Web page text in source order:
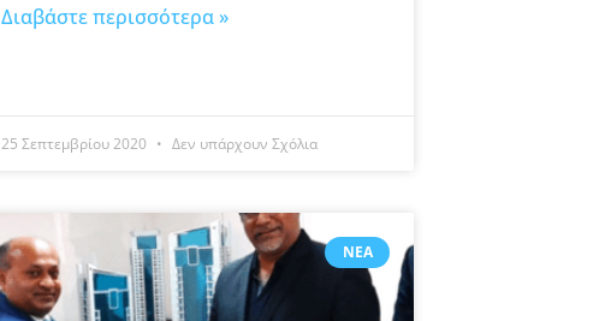
Διαβάστε περισσότερα »
25 Σεπτεμβρίου 2020 Δεν υπάρχουν Σχόλια
ΝΈΑ